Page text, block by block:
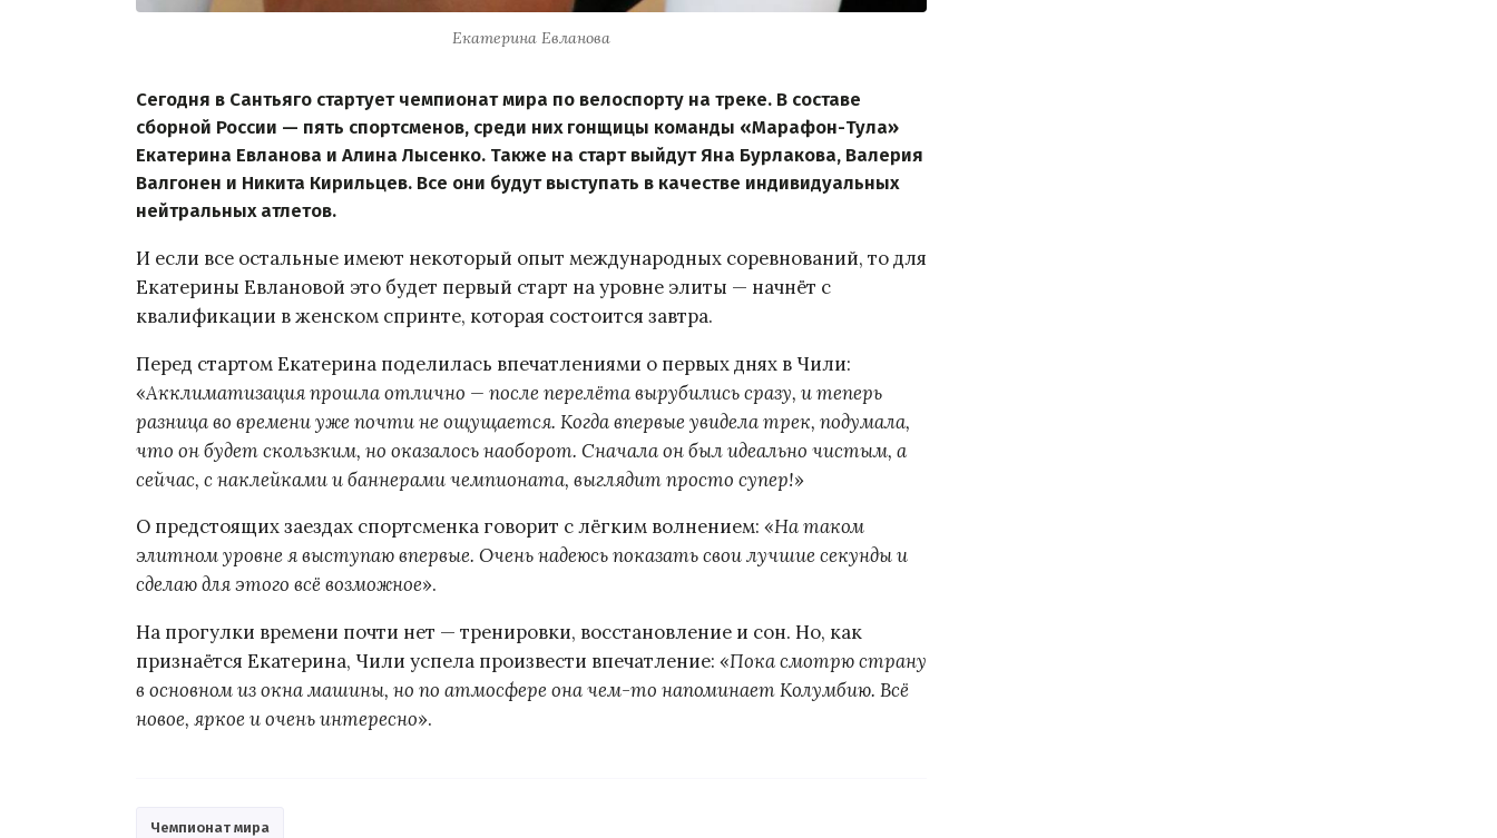
Екатерина Евланова
Сегодня в Сантьяго стартует чемпионат мира по велоспорту на треке. В составе
сборной России — пять спортсменов, среди них гонщицы команды «Марафон-Тула»
Екатерина Евланова и Алина Лысенко. Также на старт выйдут Яна Бурлакова, Валерия
Валгонен и Никита Кирильцев. Все они будут выступать в качестве индивидуальных
нейтральных атлетов.
И если все остальные имеют некоторый опыт международных соревнований, то для
Екатерины Евлановой это будет первый старт на уровне элиты — начнёт с
квалификации в женском спринте, которая состоится завтра.
Перед стартом Екатерина поделилась впечатлениями о первых днях в Чили:
«Акклиматизация прошла отлично — после перелёта вырубились сразу, и теперь
разница во времени уже почти не ощущается. Когда впервые увидела трек, подумала,
что он будет скользким, но оказалось наоборот. Сначала он был идеально чистым, а
сейчас, с наклейками и баннерами чемпионата, выглядит просто супер!»
О предстоящих заездах спортсменка говорит с лёгким волнением: «На таком
элитном уровне я выступаю впервые. Очень надеюсь показать свои лучшие секунды и
сделаю для этого всё возможное».
На прогулки времени почти нет — тренировки, восстановление и сон. Но, как
признаётся Екатерина, Чили успела произвести впечатление: «Пока смотрю страну
в основном из окна машины, но по атмосфере она чем-то напоминает Колумбию. Всё
новое, яркое и очень интересно».
Чемпионат мира